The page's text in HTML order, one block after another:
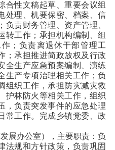
合性文稿起草、重要会议组
处理、机要保密、档案、信
负责财务管理、资产管理、
转工作；承担机构编制、组
；负责离退休干部管理工
；承担推进简政放权及行政
全生产应急预案编制、演练
生产专项治理相关工作；负
组织工作，承担防灾减灾救
护林防火等相关工作，组织
，负责突发事件的应急处理
常工作。完成乡镇党委、政
展办公室），主要职责：负
法规和方针政策，负责巩固